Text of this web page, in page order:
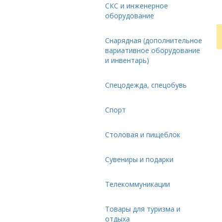
СКС и инженерное
оборудование
Снарядная (дополнительное
вариативное оборудование
и инвентарь)
Спецодежда, спецобувь
Спорт
Столовая и пищеблок
Сувениры и подарки
Телекоммуникации
Товары для туризма и
отдыха